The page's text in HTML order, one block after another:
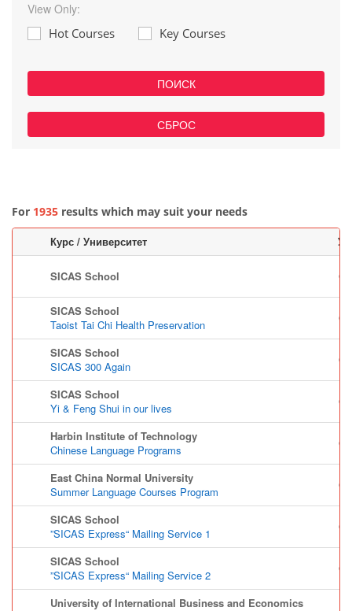
View Only:
Hot Courses
Key Courses
ПОИСК
СБРОС
For 1935 results which may suit your needs
Курс / Университет
SICAS School
SICAS School
Taoist Tai Chi Health Preservation
SICAS School
SICAS 300 Again
SICAS School
Yi & Feng Shui in our lives
Harbin Institute of Technology
Chinese Language Programs
East China Normal University
Summer Language Courses Program
SICAS School
”SICAS Express“ Mailing Service 1
SICAS School
”SICAS Express“ Mailing Service 2
University of International Business and Economics